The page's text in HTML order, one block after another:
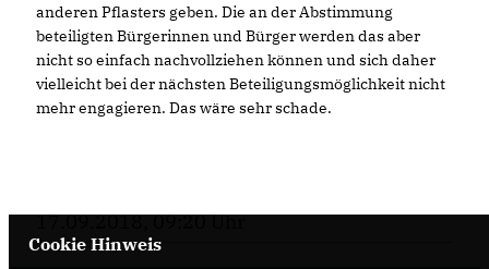
anderen Pflasters geben. Die an der Abstimmung
beteiligten Bürgerinnen und Bürger werden das aber
nicht so einfach nachvollziehen können und sich daher
vielleicht bei der nächsten Beteiligungsmöglichkeit nicht
mehr engagieren. Das wäre sehr schade.
17.09.2018, 09:20 Uhr
Cookie Hinweis